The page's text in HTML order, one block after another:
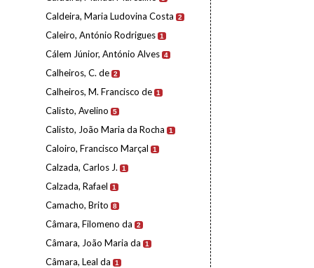
Caldeira, Maria Ludovina Costa 2
Caleiro, António Rodrigues 1
Cálem Júnior, António Alves 4
Calheiros, C. de 2
Calheiros, M. Francisco de 1
Calisto, Avelino 5
Calisto, João Maria da Rocha 1
Caloiro, Francisco Marçal 1
Calzada, Carlos J. 1
Calzada, Rafael 1
Camacho, Brito 8
Câmara, Filomeno da 2
Câmara, João Maria da 1
Câmara, Leal da 1